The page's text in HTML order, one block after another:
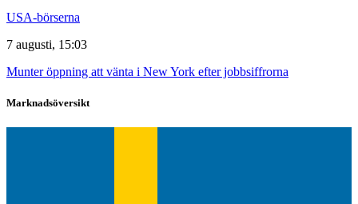
USA-börserna
7 augusti, 15:03
Munter öppning att vänta i New York efter jobbsiffrorna
Marknadsöversikt